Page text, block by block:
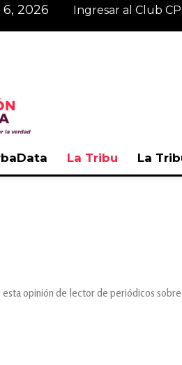
6, 2026 Ingresar al Club CP
La Tribu La
opinión de lector de periódicos